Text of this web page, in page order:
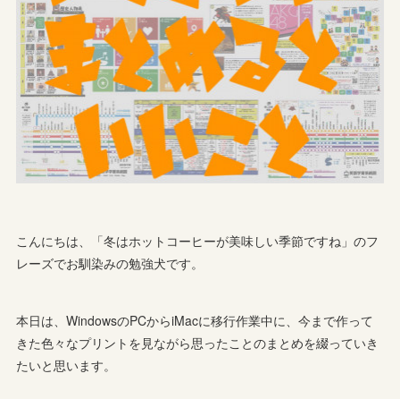
こんにちは、「冬はホットコーヒーが美味しい季節ですね」のフ
レーズでお馴染みの勉強犬です。
本日は、WindowsのPCからiMacに移行作業中に、今まで作って
きた色々なプリントを見ながら思ったことのまとめを綴っていき
たいと思います。